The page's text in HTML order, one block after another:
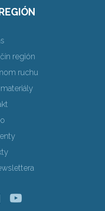
región
ruchu